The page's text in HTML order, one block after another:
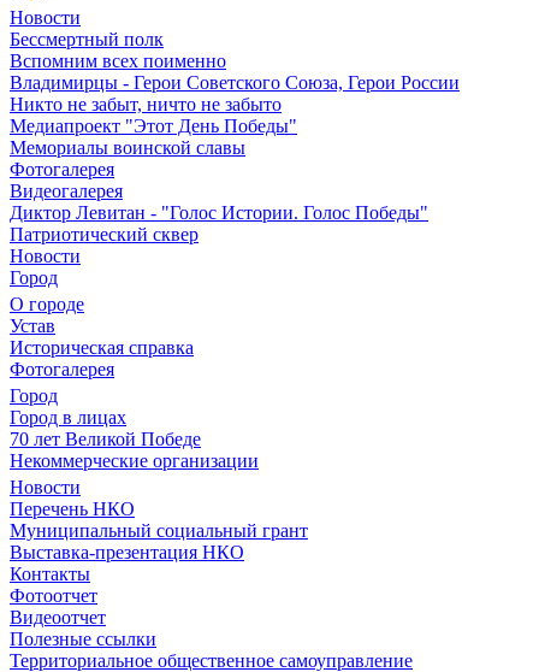
Новости
Бессмертный полк
Вспомним всех поименно
Владимирцы - Герои Советского Союза, Герои России
Никто не забыт, ничто не забыто
Медиапроект "Этот День Победы"
Мемориалы воинской славы
Фотогалерея
Видеогалерея
Диктор Левитан - "Голос Истории. Голос Победы"
Патриотический сквер
Новости
Город
О городе
Устав
Историческая справка
Фотогалерея
Город
Город в лицах
70 лет Великой Победе
Некоммерческие организации
Новости
Перечень НКО
Муниципальный социальный грант
Выставка-презентация НКО
Контакты
Фотоотчет
Видеоотчет
Полезные ссылки
Территориальное общественное самоуправление